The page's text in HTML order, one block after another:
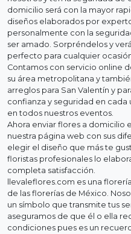
domicilio será con la mayor
diseños elaborados por
personalmente con la
ser amado. Sorpréndelos y
perfecto para cualquier
Contamos con servicio online
su área metropolitana y
arreglos para San Valentín y
confianza y seguridad en cada
en todos nuestros eventos.
Ahora enviar flores a domicilio
nuestra página web con sus
elegir el diseño que más te
floristas profesionales lo
completa satisfacción.
llevaleflores.com es una
de las florerías de México.
un símbolo que transmite tus
aseguramos de que él o ella
condiciones pues es un